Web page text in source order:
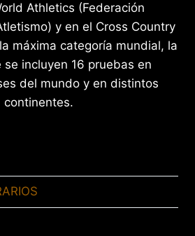
Athletics (Federación
y en el Cross Country
máxima categoría mundial, la
se incluyen 16 pruebas en
del mundo y en distintos
continentes.